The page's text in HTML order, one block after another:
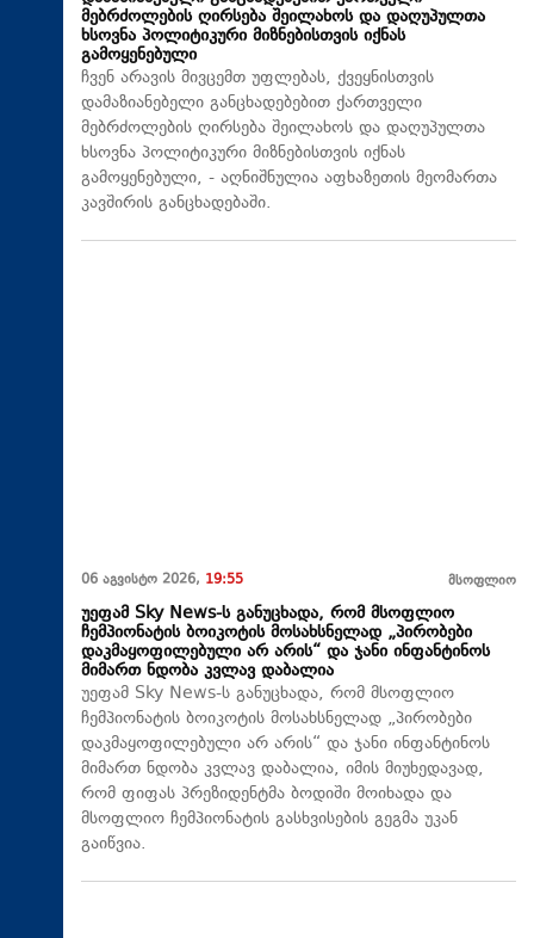
მებრძოლების ღირსება შეილახოს და დაღუპულთა
ხსოვნა პოლიტიკური მიზნებისთვის იქნას
გამოყენებული
ჩვენ არავის მივცემთ უფლებას, ქვეყნისთვის
დამაზიანებელი განცხადებებით ქართველი
მებრძოლების ღირსება შეილახოს და დაღუპულთა
ხსოვნა პოლიტიკური მიზნებისთვის იქნას
გამოყენებული, - აღნიშნულია აფხაზეთის მეომართა
კავშირის განცხადებაში.
06 აგვისტო 2026, 19:55 მსოფლიო
უეფამ Sky News-ს განუცხადა, რომ მსოფლიო
ჩემპიონატის ბოიკოტის მოსახსნელად „პირობები
დაკმაყოფილებული არ არის“ და ჯანი ინფანტინოს
მიმართ ნდობა კვლავ დაბალია
უეფამ Sky News-ს განუცხადა, რომ მსოფლიო
ჩემპიონატის ბოიკოტის მოსახსნელად „პირობები
დაკმაყოფილებული არ არის“ და ჯანი ინფანტინოს
მიმართ ნდობა კვლავ დაბალია, იმის მიუხედავად,
რომ ფიფას პრეზიდენტმა ბოდიში მოიხადა და
მსოფლიო ჩემპიონატის გასხვისების გეგმა უკან
გაიწვია.